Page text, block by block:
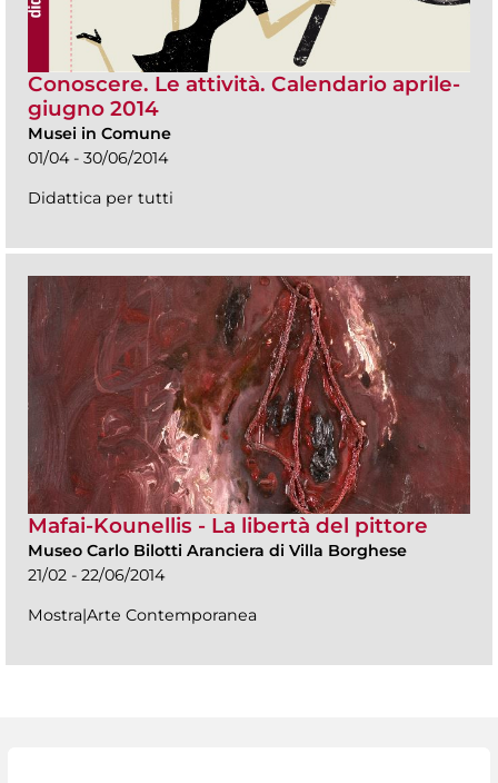
Conoscere. Le attività. Calendario aprile-
giugno 2014
Musei in Comune
01/04 - 30/06/2014
Didattica per tutti
Mafai-Kounellis - La libertà del pittore
Museo Carlo Bilotti Aranciera di Villa Borghese
21/02 - 22/06/2014
Mostra|Arte Contemporanea